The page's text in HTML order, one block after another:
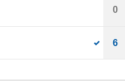
0
6